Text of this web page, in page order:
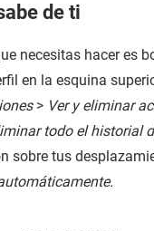
de ti
necesitas hacer es
en la esquina
> Ver y eliminar
todo el historial
sobre tus